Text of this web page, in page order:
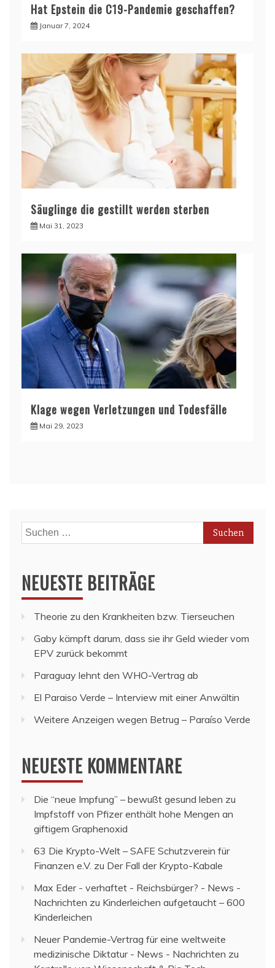
Hat Epstein die C19-Pandemie geschaffen?
Januar 7, 2024
Säuglinge die gestillt werden sterben
Mai 31, 2023
Klage wegen Verletzungen und Todesfälle
Mai 29, 2023
Suchen
nach:
NEUESTE BEITRÄGE
Theorie zu den Krankheiten bzw. Tierseuchen
Gaby kämpft darum, dass sie ihr Geld wieder vom
EPV zurück bekommt
Paraguay lehnt den WHO-Vertrag ab
El Paraiso Verde – Interview mit einer Anwältin
Weitere Anzeigen wegen Betrug – Paraíso Verde
NEUESTE KOMMENTARE
Die “neue Impfung” – bewußt gesund leben zu
Impfstoff von Pfizer enthält hohe Mengen an
giftigem Graphenoxid
63 Die Krypto-Welt – SAFE Schutzverein für
Finanzen e.V. zu Der Fall der Krypto-Kabale
Max Eder - verhaftet - Reichsbürger? - News -
Nachrichten zu Kinderleichen aufgetaucht – 600
Kinderleichen
Neuer Pandemie-Vertrag für eine weltweite
medizinische Diktatur - News - Nachrichten zu